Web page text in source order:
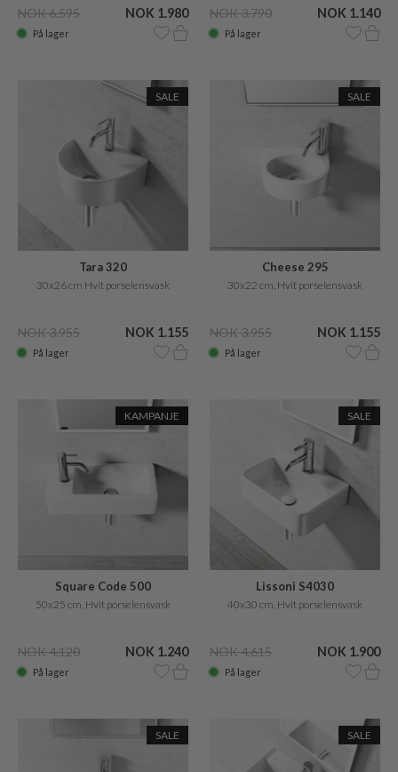
NOK 6.595 NOK 1.980
På lager
NOK 3.790 NOK 1.140
På lager
SALE
Tara 320
30x26 cm Hvit porselensvask
NOK 3.955 NOK 1.155
På lager
SALE
Cheese 295
30x22 cm, Hvit porselensvask
NOK 3.955 NOK 1.155
På lager
KAMPANJE
Square Code 500
50x25 cm, Hvit porselensvask
NOK 4.120 NOK 1.240
På lager
SALE
Lissoni S4030
40x30 cm, Hvit porselensvask
NOK 4.615 NOK 1.900
På lager
SALE SALE